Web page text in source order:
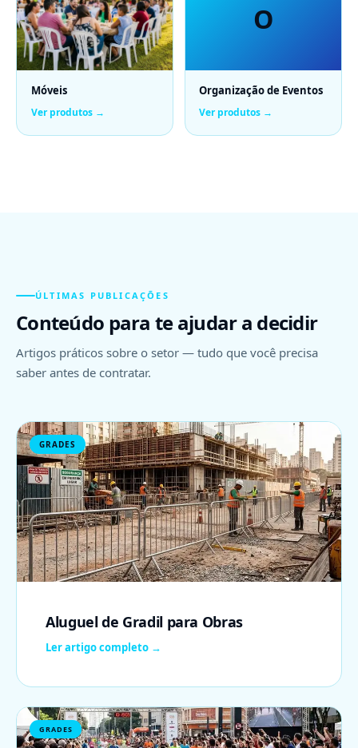
Móveis
Ver produtos →
O
Organização de Eventos
Ver produtos →
ÚLTIMAS PUBLICAÇÕES
Conteúdo para te ajudar a decidir
Artigos práticos sobre o setor — tudo que você precisa
saber antes de contratar.
GRADES
Aluguel de Gradil para Obras
Ler artigo completo →
GRADES